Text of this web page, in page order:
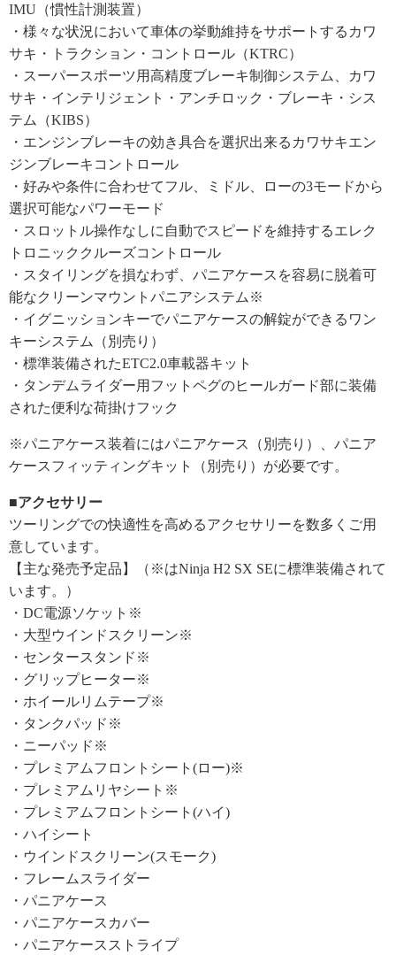
IMU（慣性計測装置）
・様々な状況において車体の挙動維持をサポートするカワ
サキ・トラクション・コントロール（KTRC）
・スーパースポーツ用高精度ブレーキ制御システム、カワ
サキ・インテリジェント・アンチロック・ブレーキ・シス
テム（KIBS）
・エンジンブレーキの効き具合を選択出来るカワサキエン
ジンブレーキコントロール
・好みや条件に合わせてフル、ミドル、ローの3モードから
選択可能なパワーモード
・スロットル操作なしに自動でスピードを維持するエレク
トロニッククルーズコントロール
・スタイリングを損なわず、パニアケースを容易に脱着可
能なクリーンマウントパニアシステム※
・イグニッションキーでパニアケースの解錠ができるワン
キーシステム（別売り）
・標準装備されたETC2.0車載器キット
・タンデムライダー用フットペグのヒールガード部に装備
された便利な荷掛けフック
※パニアケース装着にはパニアケース（別売り）、パニア
ケースフィッティングキット（別売り）が必要です。
■アクセサリー
ツーリングでの快適性を高めるアクセサリーを数多くご用
意しています。
【主な発売予定品】（※はNinja H2 SX SEに標準装備されて
います。）
・DC電源ソケット※
・大型ウインドスクリーン※
・センタースタンド※
・グリップヒーター※
・ホイールリムテープ※
・タンクパッド※
・ニーパッド※
・プレミアムフロントシート(ロー)※
・プレミアムリヤシート※
・プレミアムフロントシート(ハイ)
・ハイシート
・ウインドスクリーン(スモーク)
・フレームスライダー
・パニアケース
・パニアケースカバー
・パニアケースストライプ